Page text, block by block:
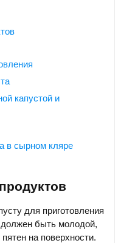
капустой и
в сырном кляре
для приготовления
должен быть молодой,
на поверхности.